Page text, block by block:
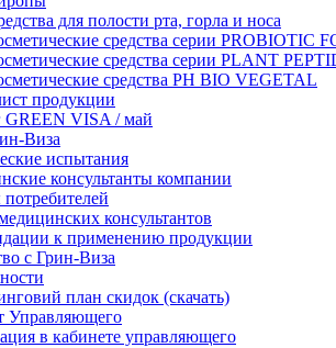
для полости рта, горла и носа
средства серии PROBIOTIC
средства серии PLANT
средства PH BIO VEGETAL
продукции
GREEN VISA / май
Виза
испытания
консультанты компании
консультантов
к применению продукции
с Грин-Виза
план скидок (скачать)
Управляющего
в кабинете управляющего